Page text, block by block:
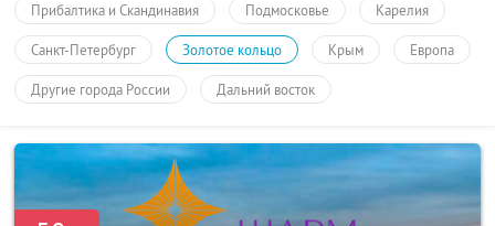
Прибалтика и Скандинавия Подмосковье Карелия
Санкт-Петербург Золотое кольцо Крым Европа
Другие города России Дальний восток